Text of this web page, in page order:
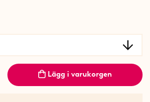
Lägg i varukorgen